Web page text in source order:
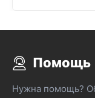
Помощь
Нужна помощь?